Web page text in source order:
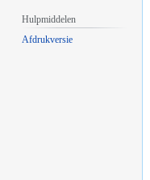
Hulpmiddelen
Afdrukversie